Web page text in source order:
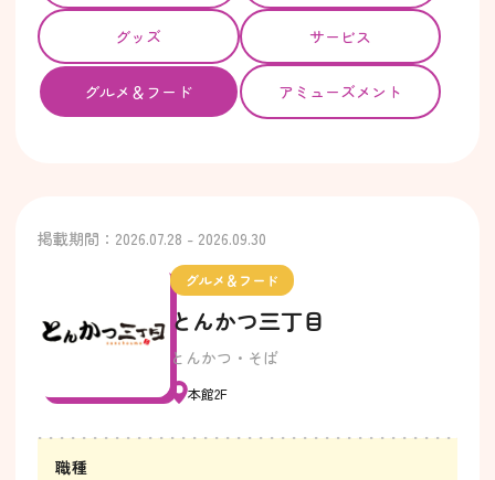
グッズ サービス
グルメ＆フード アミューズメント
掲載期間：2026.07.28 - 2026.09.30
グルメ＆フード
とんかつ三丁目
とんかつ・そば
本館2F
職種